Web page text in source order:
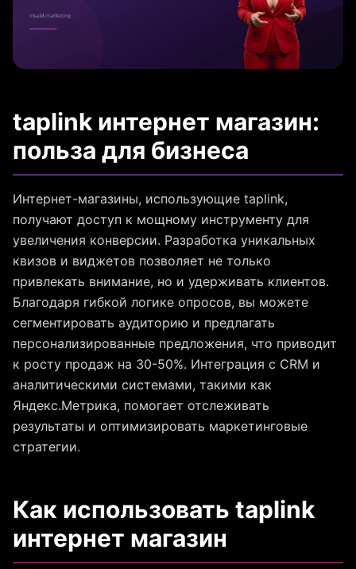
taplink интернет магазин:
польза для бизнеса
Интернет-магазины, использующие taplink,
получают доступ к мощному инструменту для
увеличения конверсии. Разработка уникальных
квизов и виджетов позволяет не только
привлекать внимание, но и удерживать клиентов.
Благодаря гибкой логике опросов, вы можете
сегментировать аудиторию и предлагать
персонализированные предложения, что приводит
к росту продаж на 30-50%. Интеграция с CRM и
аналитическими системами, такими как
Яндекс.Метрика, помогает отслеживать
результаты и оптимизировать маркетинговые
стратегии.
Как использовать taplink
интернет магазин